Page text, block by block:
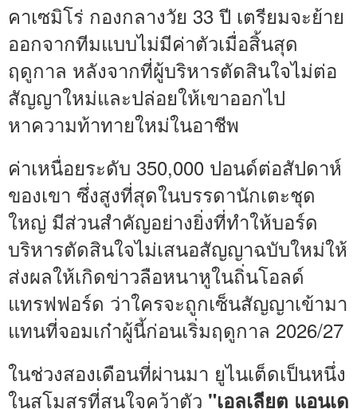
คาเซมิโร่ กองกลางวัย 33 ปี เตรียมจะย้าย
ออกจากทีมแบบไม่มีค่าตัวเมื่อสิ้นสุด
ฤดูกาล หลังจากที่ผู้บริหารตัดสินใจไม่ต่อ
สัญญาใหม่และปล่อยให้เขาออกไป
หาความท้าทายใหม่ในอาชีพ
ค่าเหนื่อยระดับ 350,000 ปอนด์ต่อสัปดาห์
ของเขา ซึ่งสูงที่สุดในบรรดานักเตะชุด
ใหญ่ มีส่วนสำคัญอย่างยิ่งที่ทำให้บอร์ด
บริหารตัดสินใจไม่เสนอสัญญาฉบับใหม่ให้
ส่งผลให้เกิดข่าวลือหนาหูในถิ่นโอลด์
แทรฟฟอร์ด ว่าใครจะถูกเซ็นสัญญาเข้ามา
แทนที่จอมเก๋าผู้นี้ก่อนเริ่มฤดูกาล 2026/27
ในช่วงสองเดือนที่ผ่านมา ยูไนเต็ดเป็นหนึ่ง
ในสโมสรที่สนใจคว้าตัว "เอลเลียต แอนเด